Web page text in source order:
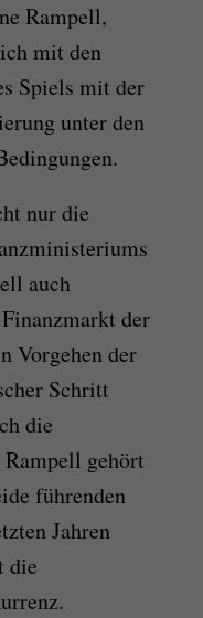
Rampell,
mit den
Spiels mit der
unter den
nur die
auch
der
Vorgehen der
Schritt
die
gehört
führenden
Jahren
die